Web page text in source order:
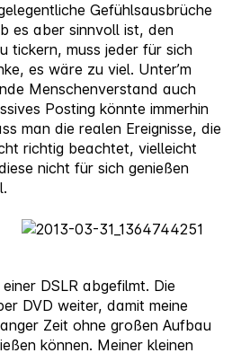
Gefühlsausbrüche
es aber sinnvoll ist, den
tickern, muss jeder für sich
es wäre zu viel. Unter’m
Menschenverstand auch
Posting könnte immerhin
man die realen Ereignisse, die
richtig beachtet, vielleicht
nicht für sich genießen
DSLR abgefilmt. Die
DVD weiter, damit meine
Zeit ohne großen Aufbau
können. Meiner kleinen